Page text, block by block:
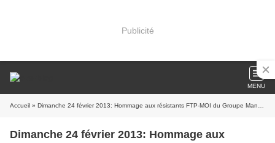
Publicité
MENU
Accueil » Dimanche 24 février 2013: Hommage aux résistants FTP-MOI du Groupe Manouchian (vidéo de la chanson "L'affiche rouge"=
Dimanche 24 février 2013: Hommage aux